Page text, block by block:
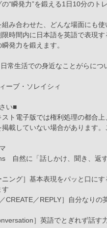
の“瞬発力”を鍛える1日10分のト
み合わせた、どんな場面にも
時間内に日本語を英語で表現す
発力を鍛えます。
常生活での身近なことがらにつ
ーブ・ソレイシィ
い■
ト電子版では権利処理の都合上
載していない場合があります。
自然に「話しかけ、聞き、返
ニング］基本表現をパッと口に
す
／CREATE／REPLY］自分なりの
］英語でとぎれず話す